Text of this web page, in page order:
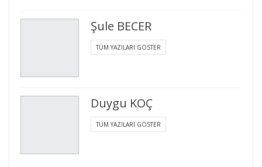
Şule BECER
TÜM YAZILARI GÖSTER
Duygu KOÇ
TÜM YAZILARI GÖSTER